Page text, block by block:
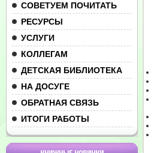
СОВЕТУЕМ ПОЧИТАТЬ
РЕСУРСЫ
УСЛУГИ
КОЛЛЕГАМ
ДЕТСКАЯ БИБЛИОТЕКА
НА ДОСУГЕ
ОБРАТНАЯ СВЯЗЬ
ИТОГИ РАБОТЫ